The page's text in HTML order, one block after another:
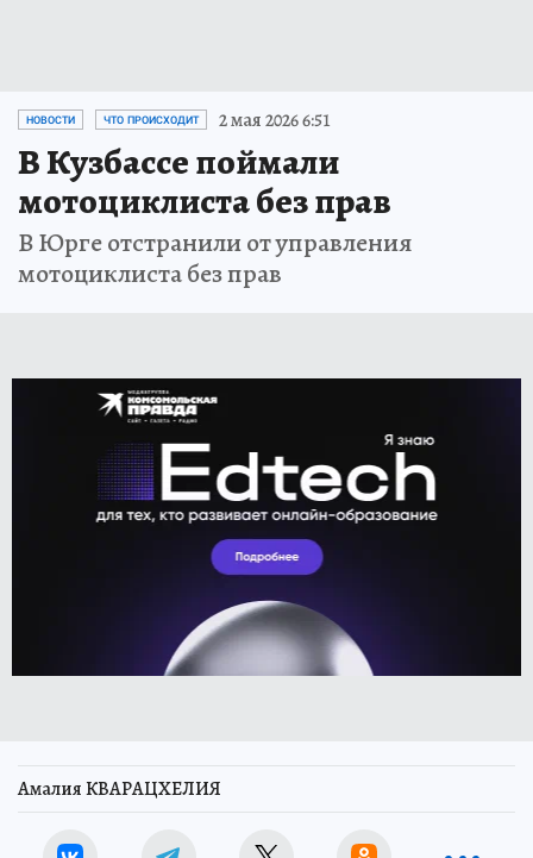
НОВОСТИ ЧТО ПРОИСХОДИТ 2 мая 2026 6:51
В Кузбассе поймали
мотоциклиста без прав
В Юрге отстранили от управления
мотоциклиста без прав
Амалия КВАРАЦХЕЛИЯ